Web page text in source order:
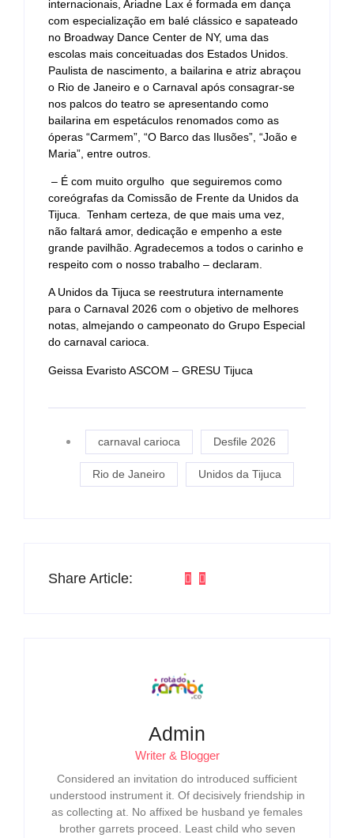
internacionais, Ariadne Lax é formada em dança
com especialização em balé clássico e sapateado
no Broadway Dance Center de NY, uma das
escolas mais conceituadas dos Estados Unidos.
Paulista de nascimento, a bailarina e atriz abraçou
o Rio de Janeiro e o Carnaval após consagrar-se
nos palcos do teatro se apresentando como
bailarina em espetáculos renomados como as
óperas “Carmem”, “O Barco das Ilusões”, “João e
Maria”, entre outros.
– É com muito orgulho que seguiremos como
coreógrafas da Comissão de Frente da Unidos da
Tijuca. Tenham certeza, de que mais uma vez,
não faltará amor, dedicação e empenho a este
grande pavilhão. Agradecemos a todos o carinho e
respeito com o nosso trabalho – declaram.
A Unidos da Tijuca se reestrutura internamente
para o Carnaval 2026 com o objetivo de melhores
notas, almejando o campeonato do Grupo Especial
do carnaval carioca.
Geissa Evaristo ASCOM – GRESU Tijuca
carnaval carioca Desfile 2026
Rio de Janeiro Unidos da Tijuca
Share Article:
Admin
Writer & Blogger
Considered an invitation do introduced sufficient
understood instrument it. Of decisively friendship in
as collecting at. No affixed be husband ye females
brother garrets proceed. Least child who seven